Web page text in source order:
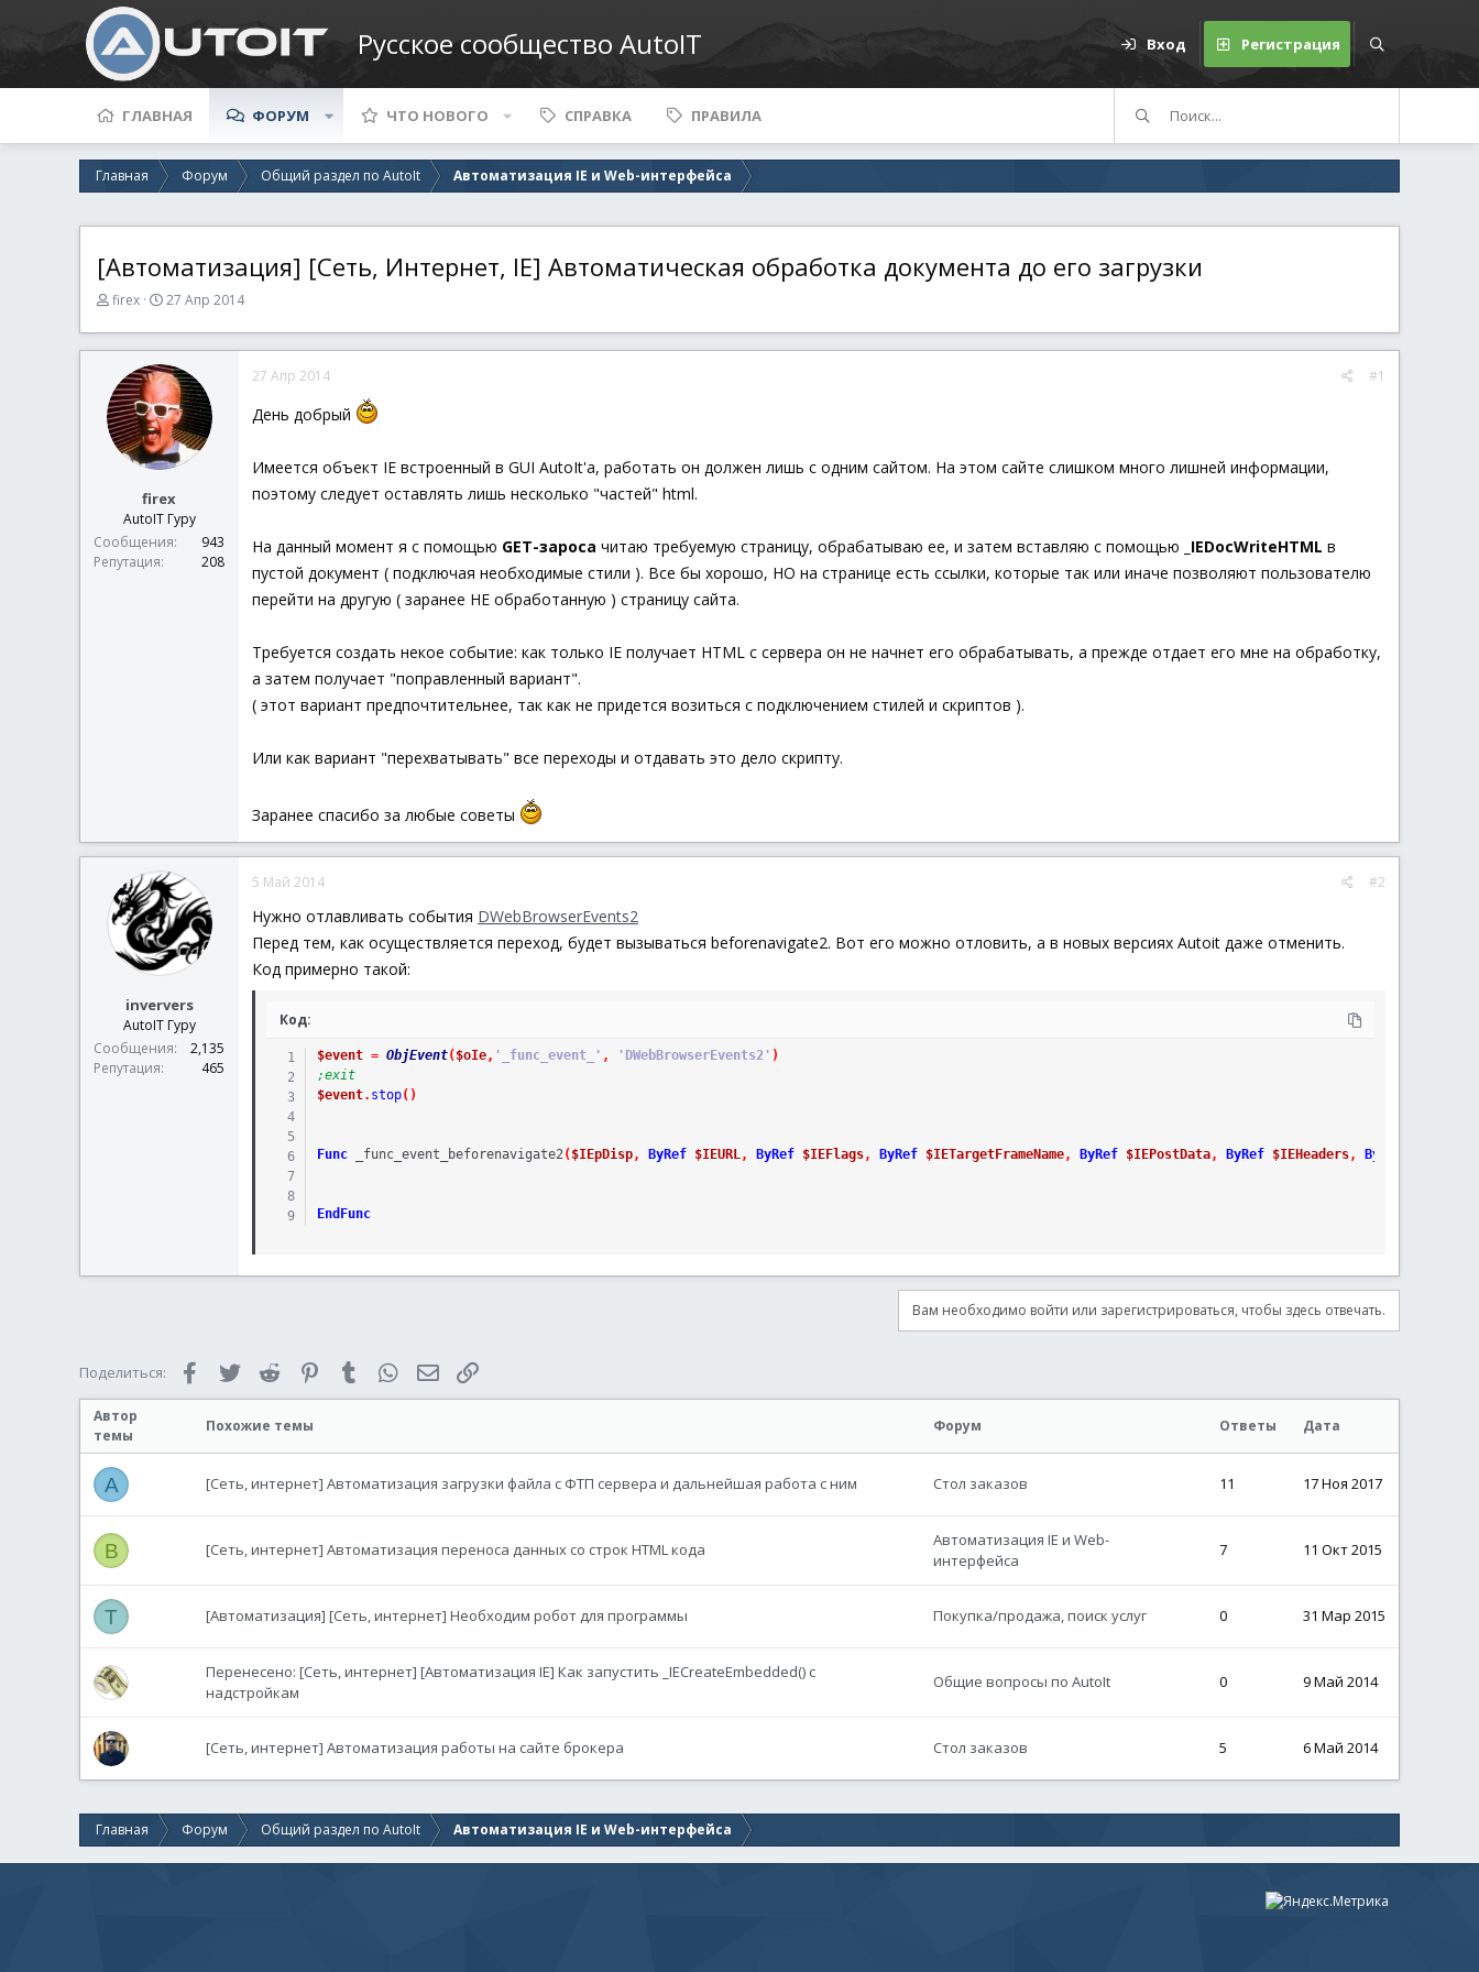
Русское сообщество AutoIT Вход Регистрация
ГЛАВНАЯ ФОРУМ ЧТО НОВОГО СПРАВКА ПРАВИЛА
Главная Форум Общий раздел по AutoIt Автоматизация IE и Web-интерфейса
[Автоматизация] [Сеть, Интернет, IE] Автоматическая обработка документа до его загрузки
А
т
т
е
м
ы
firex
Д
т
н
а
ч
а
л
27 Апр 2014
firex
AutoIT Гуру
Сообщения
943
Репутация
208
27 Апр 2014 #1
День добрый
Имеется объект IE встроенный в GUI AutoIt'а, работать он должен лишь с одним сайтом. На этом сайте слишком много лишней информации,
поэтому следует оставлять лишь несколько "частей" html.
На данный момент я с помощью GET-зароса читаю требуемую страницу, обрабатываю ее, и затем вставляю с помощью _IEDocWriteHTML в
пустой документ ( подключая необходимые стили ). Все бы хорошо, НО на странице есть ссылки, которые так или иначе позволяют пользователю
перейти на другую ( заранее НЕ обработанную ) страницу сайта.
Требуется создать некое событие: как только IE получает HTML с сервера он не начнет его обрабатывать, а прежде отдает его мне на обработку,
а затем получает "поправленный вариант".
( этот вариант предпочтительнее, так как не придется возиться с подключением стилей и скриптов ).
Или как вариант "перехватывать" все переходы и отдавать это дело скрипту.
Заранее спасибо за любые советы
inververs
AutoIT Гуру
Сообщения
2,135
Репутация
465
5 Май 2014 #2
Нужно отлавливать события DWebBrowserEvents2
Перед тем, как осуществляется переход, будет вызываться beforenavigate2. Вот его можно отловить, а в новых версиях Autoit даже отменить.
Код примерно такой:
Код:
$event = ObjEvent( $oIe, '_func_event_' , 'DWebBrowserEvents2' )
;exit
$event. stop( )
Func _func_event_beforenavigate2( $IEpDisp, ByRef $IEURL, ByRef $IEFlags, ByRef $IETargetFrameName, ByRef $IEPostData, ByRef $IEHeaders, ByRef
EndFunc
Вам необходимо войти или зарегистрироваться, чтобы здесь отвечать.
Поделиться: FacebookTwitter Reddit PinterestTumblr WhatsAppЭлектронная почта
Автор
темы
Похожие темы Форум Ответы Дата
A [Сеть, интернет] Автоматизация загрузки файла с ФТП сервера и дальнейшая работа с ним Стол заказов 11 17 Ноя 2017
B [Сеть, интернет] Автоматизация переноса данных со строк HTML кода
Автоматизация IE и Web-
интерфейса
7 11 Окт 2015
T [Автоматизация] [Сеть, интернет] Необходим робот для программы Покупка/продажа, поиск услуг 0 31 Мар 2015
Перенесено: [Сеть, интернет] [Автоматизация IE] Как запустить _IECreateEmbedded() с
надстройкам
Общие вопросы по AutoIt 0 9 Май 2014
[Сеть, интернет] Автоматизация работы на сайте брокера Стол заказов 5 6 Май 2014
Главная Форум Общий раздел по AutoIt Автоматизация IE и Web-интерфейса